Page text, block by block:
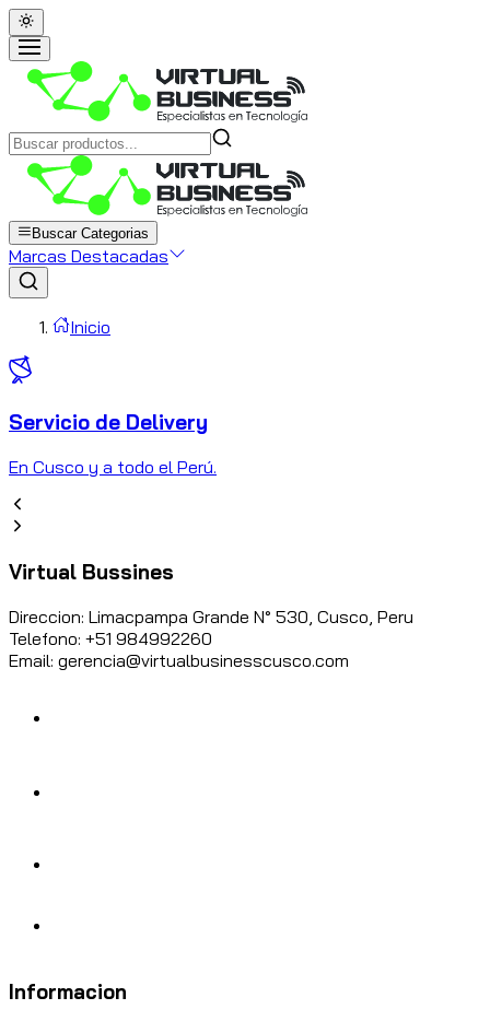
Buscar Categorias
Marcas Destacadas
Inicio
Servicio de Delivery
En Cusco y a todo el Perú.
Virtual Bussines
Direccion: Limacpampa Grande N° 530, Cusco, Peru
Telefono: +51 984992260
Email: gerencia@virtualbusinesscusco.com
Informacion